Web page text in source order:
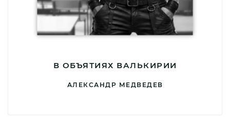
В ОБЪЯТИЯХ ВАЛЬКИРИИ
АЛЕКСАНДР МЕДВЕДЕВ